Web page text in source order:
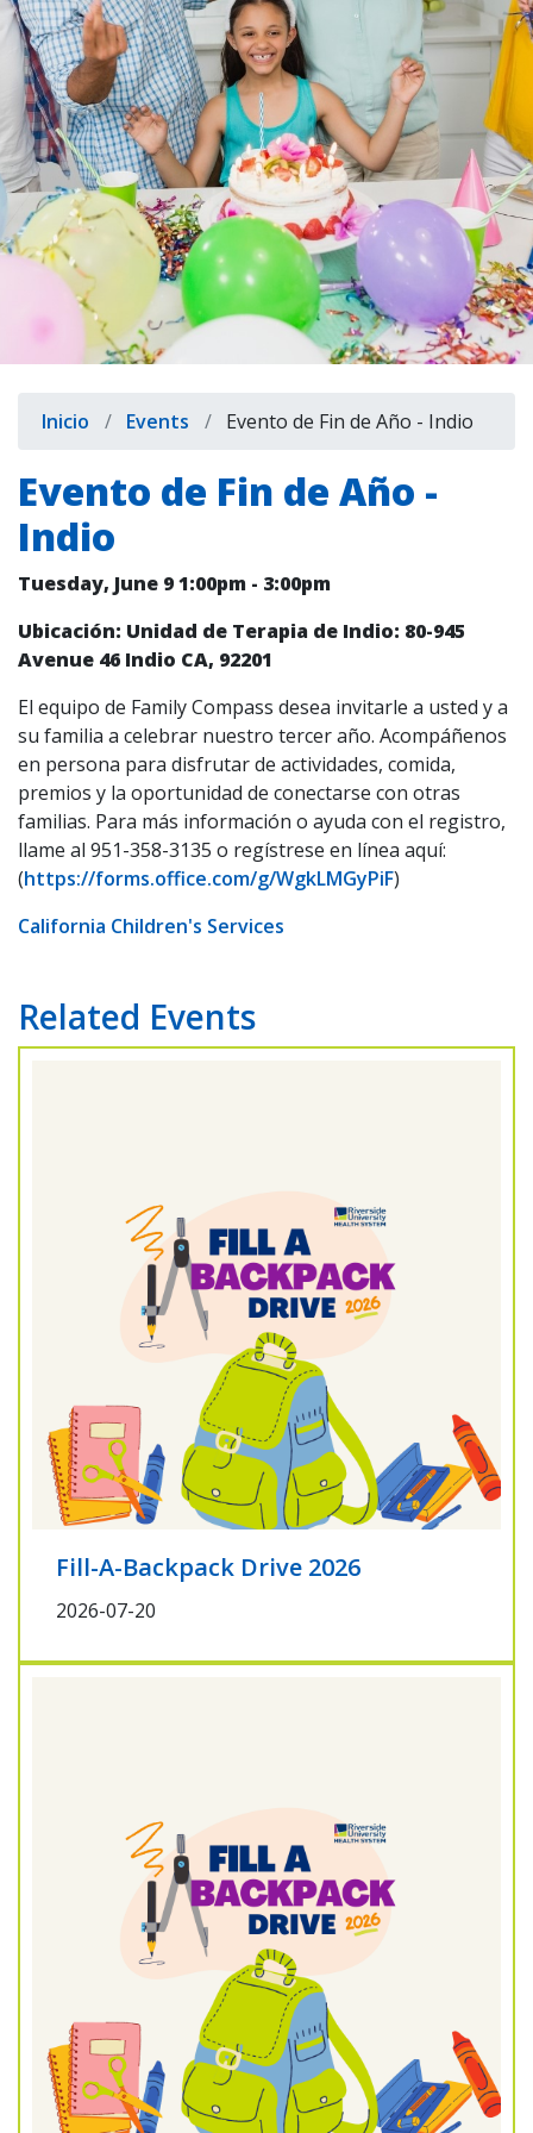
Sobrescribir
de
ayuda
a
navegación
Inicio Events Evento de Fin de Año - Indio
Evento de Fin de Año -
Indio
Tuesday, June 91:00pm - 3:00pm
Ubicación: Unidad de Terapia de Indio: 80-945
Avenue 46 Indio CA, 92201
El equipo de Family Compass desea invitarle a usted y a
su familia a celebrar nuestro tercer año. Acompáñenos
en persona para disfrutar de actividades, comida,
premios y la oportunidad de conectarse con otras
familias. Para más información o ayuda con el registro,
llame al 951-358-3135 o regístrese en línea aquí:
(https://forms.office.com/g/WgkLMGyPiF)
California Children's Services
Related Events
Fill-A-Backpack Drive 2026
2026-07-20